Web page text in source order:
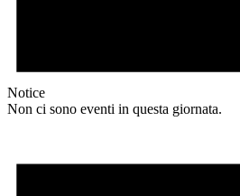
Notice
Non ci sono eventi in questa giornata.